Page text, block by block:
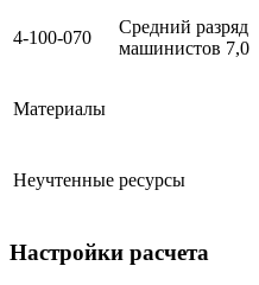
4-100-070
Средний разряд
машинистов 7,0
Материалы
Неучтенные ресурсы
Настройки расчета